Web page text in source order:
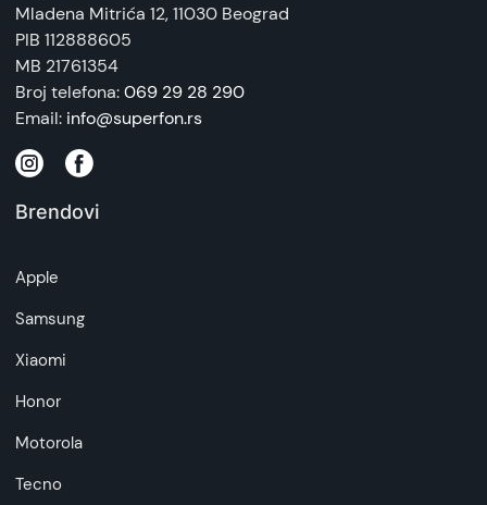
Mladena Mitrića 12, 11030 Beograd
PIB 112888605
MB 21761354
Broj telefona:069 29 28 290
Email: info@superfon.rs
Brendovi
Apple
Samsung
Xiaomi
Honor
Motorola
Tecno